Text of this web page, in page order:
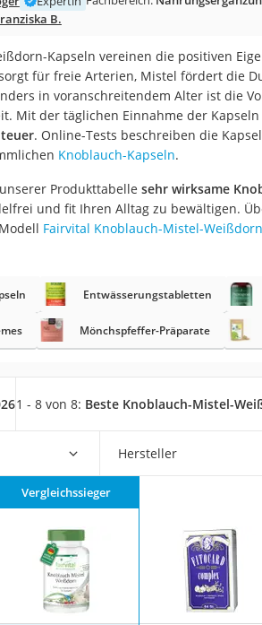
Massagepistole
Epilierer
Reisehaartrockner
Eiweißpulver
Magnesiumpräparat
Katzenklappe
leichter Haartrockner
Philips-Sonicare-
Schildkrötenhaus
Massagegerät
B.
Kapseln vereinen die positiven
für freie Arterien, Mistel fördert die
in voranschreitendem Alter ist die
Mit der täglichen Einnahme der Kapseln
. Online-Tests beschreiben die
Knoblauch-Kapseln.
Produkttabelle sehr wirksame
und fit Ihren Alltag zu bewältigen.
Fairvital Knoblauch-Mistel-
Entwässerungstabletten
Mönchspfeffer-Präparate
1 - 8 von 8: Beste Knoblauch-Mistel-
Hersteller
Vergleichssieger